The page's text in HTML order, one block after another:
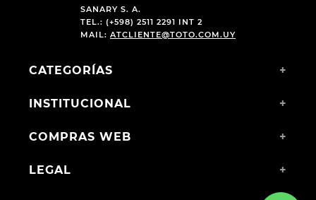
SANARY S. A.
TEL.: (+598) 2511 2291 INT 2
MAIL: ATCLIENTE@TOTO.COM.UY
CATEGORÍAS +
INSTITUCIONAL +
COMPRAS WEB +
LEGAL +